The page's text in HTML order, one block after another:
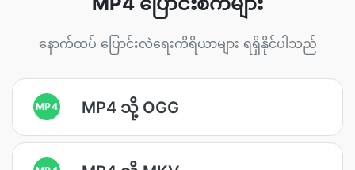
နောက်ထပ် ပြောင်းလဲရေးကိရိယာများ ရရှိနိုင်ပါသည်
MP4 MP4 သို့ OGG